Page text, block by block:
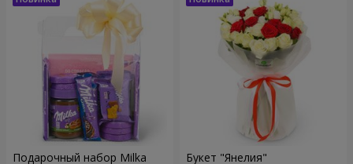
Подарочный набор Milka Букет "Янелия"